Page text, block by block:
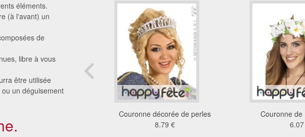
éléments.
(à l'avant) un
de
libre à vous
être utilisée
un déguisement
Couronne décorée de perles
8.79 €
Couronne de